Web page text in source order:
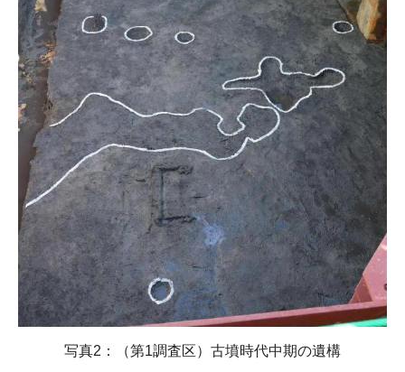
写真2：（第1調査区）古墳時代中期の遺構